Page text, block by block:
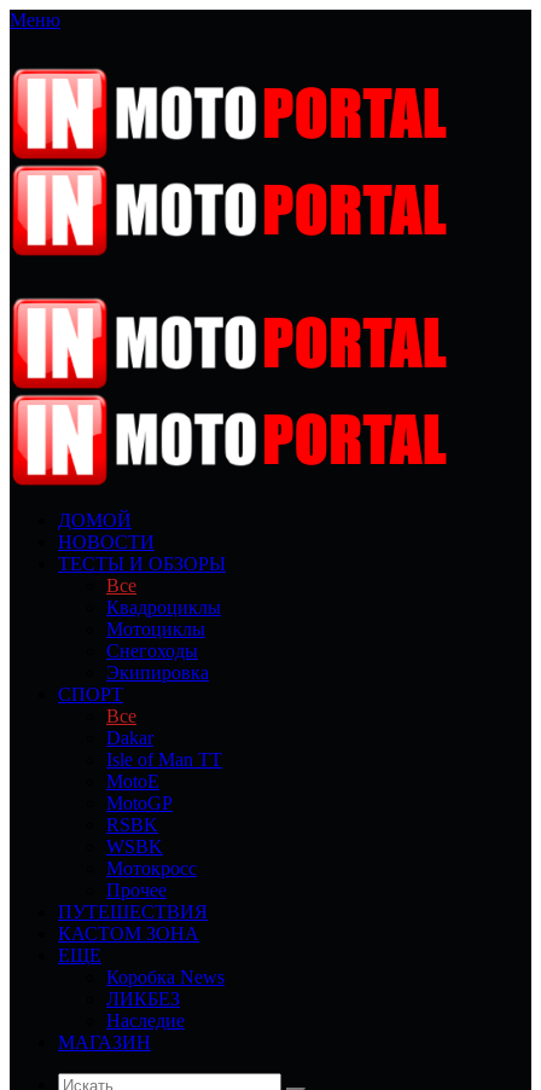
Меню
ДОМОЙ
НОВОСТИ
ТЕСТЫ И ОБЗОРЫ
Все
Квадроциклы
Мотоциклы
Снегоходы
Экипировка
СПОРТ
Все
Dakar
Isle of Man TT
MotoE
MotoGP
RSBK
WSBK
Мотокросс
Прочее
ПУТЕШЕСТВИЯ
КАСТОМ ЗОНА
ЕЩЕ
Коробка News
ЛИКБЕЗ
Наследие
МАГАЗИН